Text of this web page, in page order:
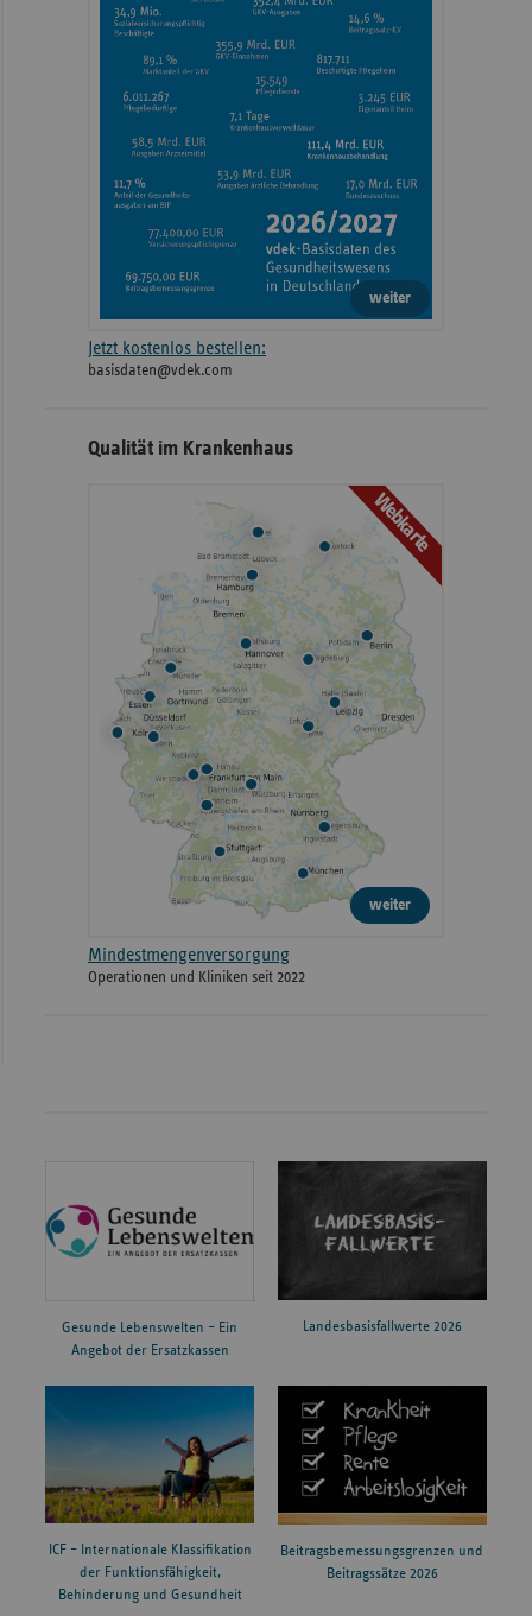
weiter
Jetzt kostenlos bestellen:
basisdaten@vdek.com
Qualität im Krankenhaus
Webkarte
weiter
Mindestmengenversorgung
Operationen und Kliniken seit 2022
Gesunde Lebenswelten – Ein
Angebot der Ersatzkassen
Landesbasisfallwerte 2026
ICF – Internationale Klassifikation
der Funktionsfähigkeit,
Behinderung und Gesundheit
Beitragsbemessungsgrenzen und
Beitragssätze 2026